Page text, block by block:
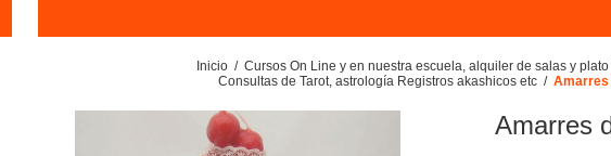
Inicio / Cursos On Line y en nuestra escuela, alquiler de salas y
Consultas de Tarot, astrología Registros akashicos etc / Amarres
Amarres